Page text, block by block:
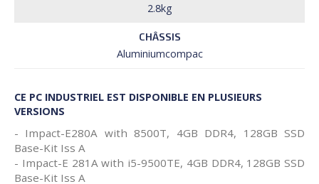
2.8kg
CHÂSSIS
Aluminiumcompac
CE PC INDUSTRIEL EST DISPONIBLE EN PLUSIEURS
VERSIONS
- Impact-E280A with 8500T, 4GB DDR4, 128GB SSD
Base-Kit Iss A
- Impact-E 281A with i5-9500TE, 4GB DDR4, 128GB SSD
Base-Kit Iss A